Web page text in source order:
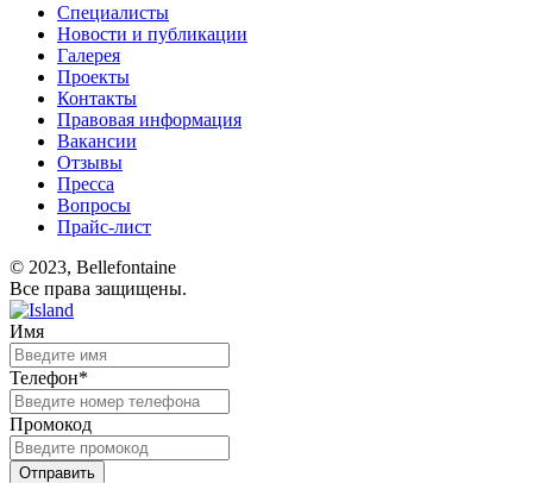
Специалисты
Новости и публикации
Галерея
Проекты
Контакты
Правовая информация
Вакансии
Отзывы
Пресса
Вопросы
Прайс-лист
© 2023, Bellefontaine
Все права защищены.
Имя
Телефон*
Промокод
Отправить